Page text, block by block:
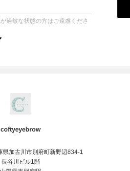
過敏な状態の方はご遠慮くださ
極限まで高めます。血管を広
消し、驚くほどシャープなフェ
、透明感のある明るい胸元を蘇
い流した後は、まるでアイロン
ヤをご実感いただけます。
coftyeyebrow
県加古川市別府町新野辺834-1
長谷川ビル1階